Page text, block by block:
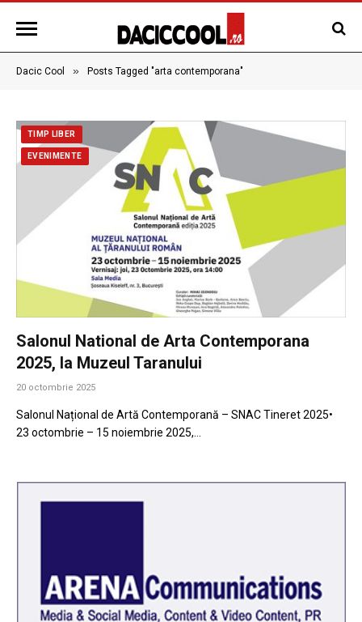
Dacic Cool » Posts Tagged "arta contemporana"
TIMP LIBER
EVENIMENTE
Salonul National de Arta Contemporana
2025, la Muzeul Taranului
20 octombrie 2025
Salonul Național de Artă Contemporană – SNAC Tineret 2025•
23 octombrie – 15 noiembrie 2025,…